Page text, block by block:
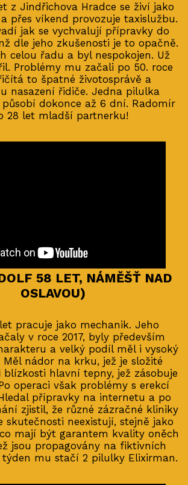
z Jindřichova Hradce se živí jako
přes víkend provozuje taxislužbu.
jak se vychvalují přípravky do
dle jeho zkušenosti je to opačně.
celou řadu a byl nespokojen. Už
Problémy mu začali po 50. roce
to špatné životosprávě a
nasazení řidiče. Jedna pilulka
dokonce až 6 dní. Radomír
28 let mladší partnerku!
58 LET, NÁMĚŠŤ NAD
OSLAVOU)
pracuje jako mechanik. Jeho
v roce 2017, byly především
a velký podíl měl i vysoký
nádor na krku, jež je složité
hlavní tepny, jež zásobuje
operaci však problémy s erekcí
přípravky na internetu a po
zjistil, že různé zázračné kliniky
skutečnosti neexistují, stejně jako
mají být garantem kvality oněch
jsou propagovány na fiktivních
mu stačí 2 pilulky Elixirman.